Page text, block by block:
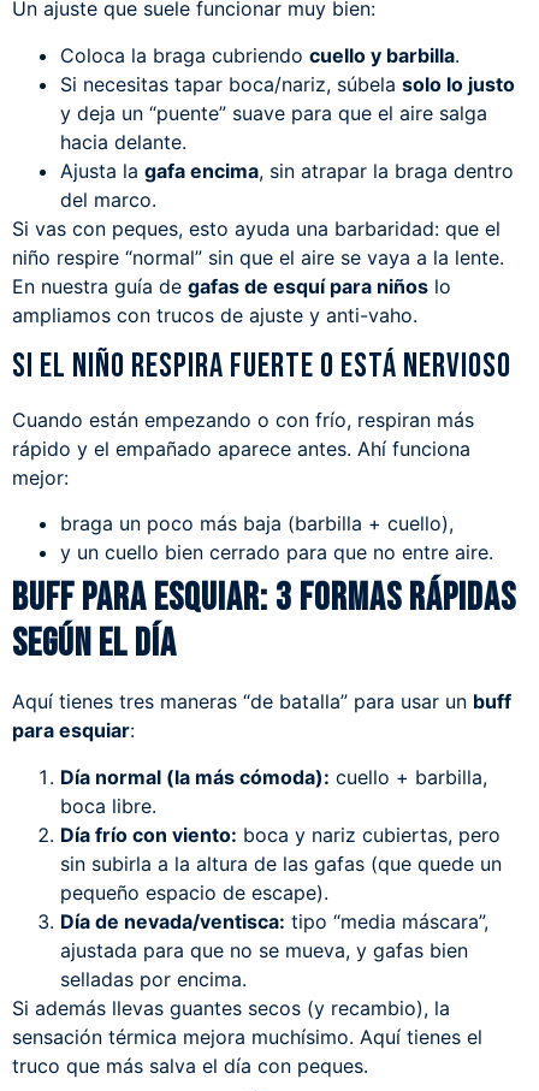
Un ajuste que suele funcionar muy bien:
Coloca la braga cubriendo cuello y barbilla.
Si necesitas tapar boca/nariz, súbela solo lo justo
y deja un “puente” suave para que el aire salga
hacia delante.
Ajusta la gafa encima, sin atrapar la braga dentro
del marco.
Si vas con peques, esto ayuda una barbaridad: que el
niño respire “normal” sin que el aire se vaya a la lente.
En nuestra guía de gafas de esquí para niños lo
ampliamos con trucos de ajuste y anti-vaho.
Si el niño respira fuerte o está nervioso
Cuando están empezando o con frío, respiran más
rápido y el empañado aparece antes. Ahí funciona
mejor:
braga un poco más baja (barbilla + cuello),
y un cuello bien cerrado para que no entre aire.
Buff para esquiar: 3 formas rápidas
según el día
Aquí tienes tres maneras “de batalla” para usar un buff
para esquiar:
Día normal (la más cómoda): cuello + barbilla,
boca libre.
Día frío con viento: boca y nariz cubiertas, pero
sin subirla a la altura de las gafas (que quede un
pequeño espacio de escape).
Día de nevada/ventisca: tipo “media máscara”,
ajustada para que no se mueva, y gafas bien
selladas por encima.
Si además llevas guantes secos (y recambio), la
sensación térmica mejora muchísimo. Aquí tienes el
truco que más salva el día con peques.